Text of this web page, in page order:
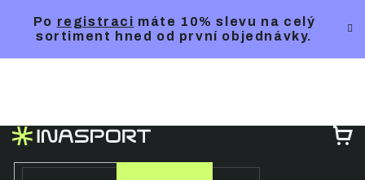
Po registraci máte 10% slevu na celý
sortiment hned od první objednávky.